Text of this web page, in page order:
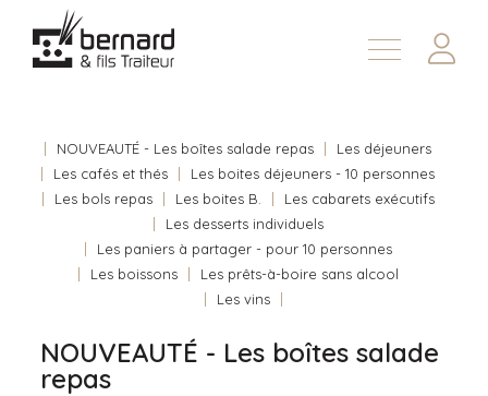
Demander une soumission
À propos
En
NOUVEAUTÉ - Les boîtes salade repas
Les déjeuners
Les cafés et thés
Les boites déjeuners - 10 personnes
Les bols repas
Les boites B.
Les cabarets exécutifs
Les desserts individuels
Les paniers à partager - pour 10 personnes
Les boissons
Les prêts-à-boire sans alcool
Les vins
NOUVEAUTÉ - Les boîtes salade
repas